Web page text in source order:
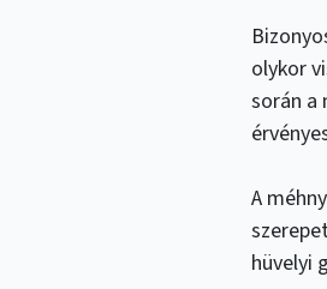
olykor
során a
A
hüvelyi